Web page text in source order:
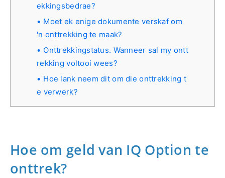
ekkingsbedrae?
Moet ek enige dokumente verskaf om
'n onttrekking te maak?
Onttrekkingstatus. Wanneer sal my ontt
rekking voltooi wees?
Hoe lank neem dit om die onttrekking t
e verwerk?
Hoe om geld van IQ Option te
onttrek?